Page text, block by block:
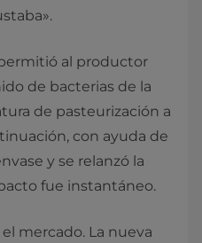
al productor
de bacterias de la
de pasteurización a
con ayuda de
y se relanzó la
fue instantáneo.
mercado. La nueva